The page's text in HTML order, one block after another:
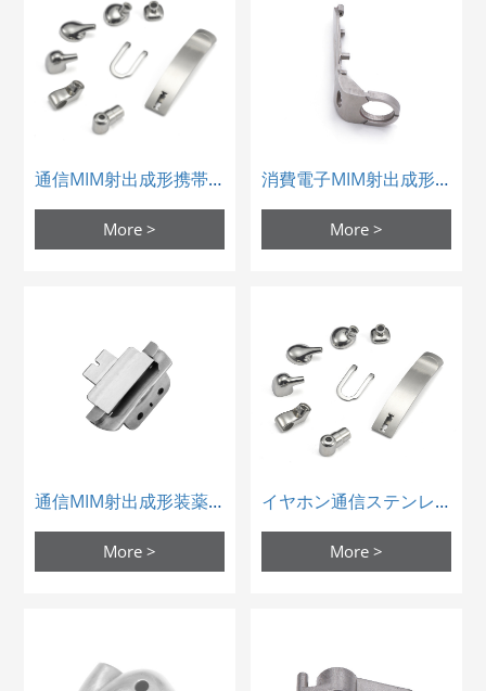
通信MIM射出成形携帯電話部品
More >
消費電子MIM射出成形構造体
More >
通信MIM射出成形装薬ベース軸ヒンジ部品
More >
イヤホン通信ステンレスmim射出成形品
More >